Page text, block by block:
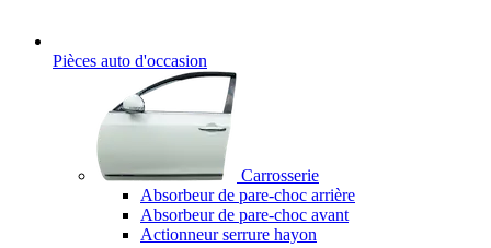
Pièces auto d'occasion
Carrosserie
Absorbeur de pare-choc arrière
Absorbeur de pare-choc avant
Actionneur serrure hayon